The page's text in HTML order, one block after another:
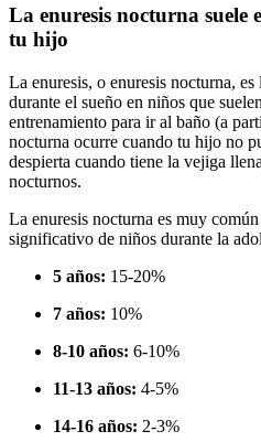
La enuresis nocturna suele
tu hijo
La enuresis, o enuresis nocturna,
durante el sueño en niños que
entrenamiento para ir al baño (a
nocturna ocurre cuando tu hijo no
despierta cuando tiene la vejiga
nocturnos.
La enuresis nocturna es muy
significativo de niños durante la
5 años: 15-20%
7 años: 10%
8-10 años: 6-10%
11-13 años: 4-5%
14-16 años: 2-3%